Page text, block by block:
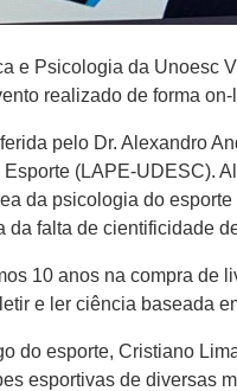
e Psicologia da Unoesc
realizado de forma
pelo Dr. Alexandro
(LAPE-UDESC).
da psicologia do
da falta de cientificidade
10 anos na compra de
e ler ciência baseada
do esporte, Cristiano
esportivas de diversas